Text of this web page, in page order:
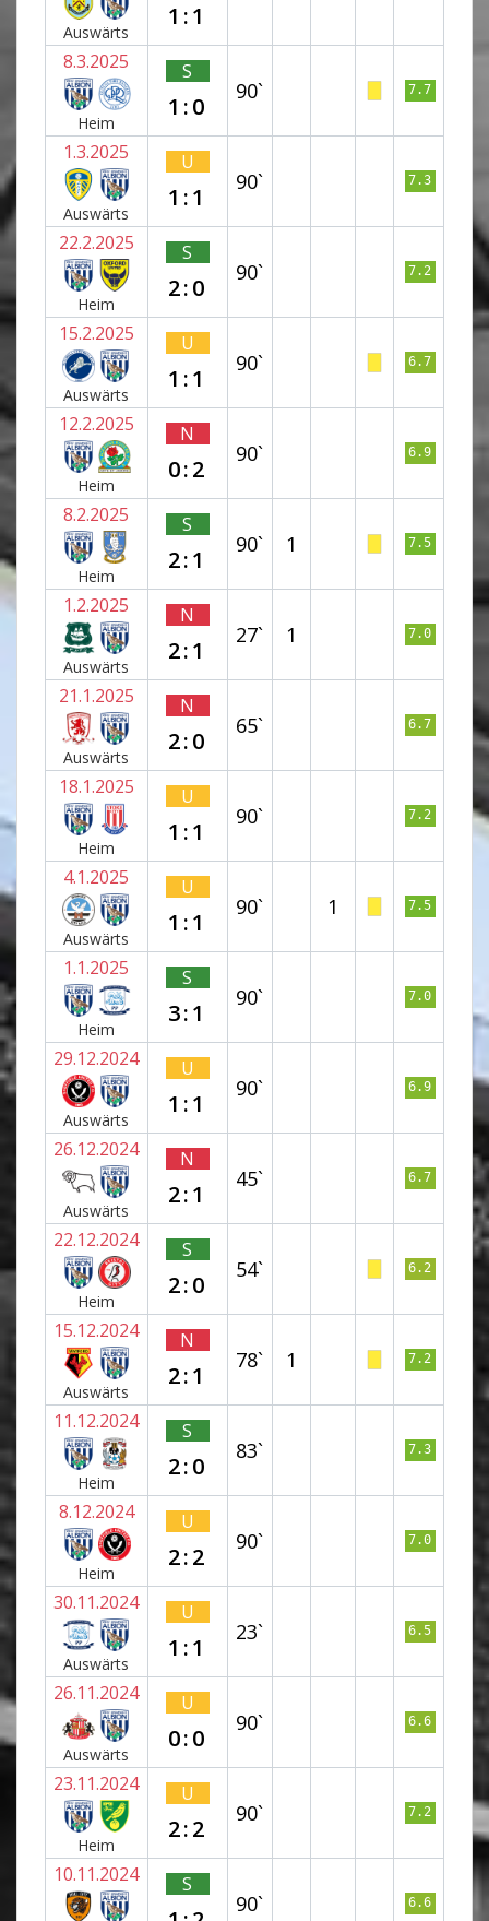
Auswärts
1:1
8.3.2025
Heim
S
1:0
90` 7.7
1.3.2025
Auswärts
U
1:1
90` 7.3
22.2.2025
Heim
S
2:0
90` 7.2
15.2.2025
Auswärts
U
1:1
90` 6.7
12.2.2025
Heim
N
0:2
90` 6.9
8.2.2025
Heim
S
2:1
90` 1 7.5
1.2.2025
Auswärts
N
2:1
27` 1 7.0
21.1.2025
Auswärts
N
2:0
65` 6.7
18.1.2025
Heim
U
1:1
90` 7.2
4.1.2025
Auswärts
U
1:1
90` 1 7.5
1.1.2025
Heim
S
3:1
90` 7.0
29.12.2024
Auswärts
U
1:1
90` 6.9
26.12.2024
Auswärts
N
2:1
45` 6.7
22.12.2024
Heim
S
2:0
54` 6.2
15.12.2024
Auswärts
N
2:1
78` 1 7.2
11.12.2024
Heim
S
2:0
83` 7.3
8.12.2024
Heim
U
2:2
90` 7.0
30.11.2024
Auswärts
U
1:1
23` 6.5
26.11.2024
Auswärts
U
0:0
90` 6.6
23.11.2024
Heim
U
2:2
90` 7.2
10.11.2024 S
90` 6.6